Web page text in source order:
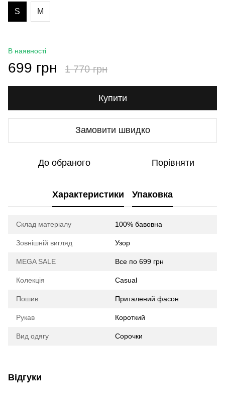
S M
В наявності
699 грн 1 770 грн
Купити
Замовити швидко
До обраного Порівняти
Характеристики Упаковка
Склад матеріалу 100% бавовна
Зовнішній вигляд Узор
MEGA SALE Все по 699 грн
Колекція Casual
Пошив Приталений фасон
Рукав Короткий
Вид одягу Сорочки
Відгуки